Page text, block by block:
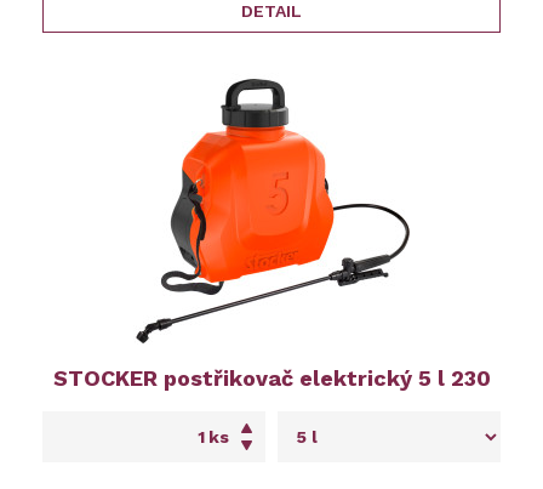
DETAIL
STOCKER postřikovač elektrický 5 l 230
ks